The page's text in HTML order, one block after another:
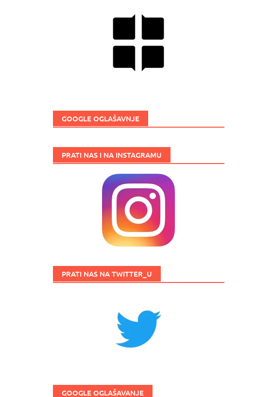
GOOGLE OGLAŠAVNJE
PRATI NAS I NA INSTAGRAMU
PRATI NAS NA TWITTER_U
GOOGLE OGLAŠAVANJE